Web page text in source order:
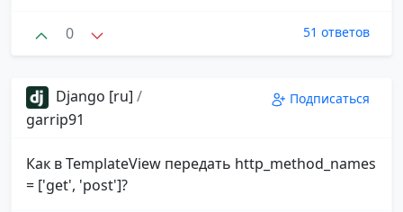
0 51 ответов
Django [ru] /
garrip91
Подписаться
Как в TemplateView передать http_method_names
= ['get', 'post']?